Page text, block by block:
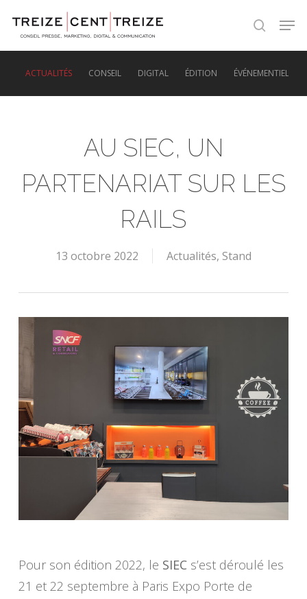
search
ACTUALITÉS CONSEIL DIGITAL ÉDITION ÉVÉNEMENTIEL
AU SIEC, UN
PARTENARIAT SUR LES
RAILS
13 octobre 2022 Actualités, Stand
Pour son édition 2022, le SIEC s’est déroulé les
21 et 22 septembre à Paris Expo Porte de